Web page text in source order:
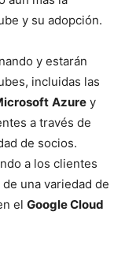
y su adopción.
y estarán
incluidas las
Azure y
a través de
de socios.
a los clientes
una variedad de
el Google Cloud